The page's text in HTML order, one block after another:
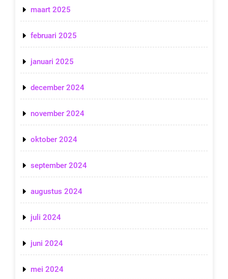
maart 2025
februari 2025
januari 2025
december 2024
november 2024
oktober 2024
september 2024
augustus 2024
juli 2024
juni 2024
mei 2024